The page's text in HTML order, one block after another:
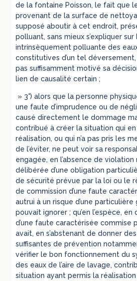
de la fontaine Poisson, le fait que
provenant de la surface de
supposé aboutir à cet endroit,
polluant, sans mieux s’expliquer sur
intrinsèquement polluante des
constitutives d’un tel déversement,
pas suffisamment motivé sa
lien de causalité certain ;
» 3°) alors que la personne
une faute d’imprudence ou de
causé directement le dommage
contribué à créer la situation qui
réalisation, ou qui n’a pas pris les
de l’éviter, ne peut voir sa
engagée, en l’absence de
délibérée d’une obligation
de sécurité prévue par la loi ou le
de commission d’une faute
autrui à un risque d’une particulière
pouvait ignorer ; qu’en l’espèce, en
d’une faute caractérisée commise
avait, en s’abstenant de donner
suffisantes de prévention
vérifier le bon fonctionnement du
des eaux de l’aire de lavage,
situation ayant permis la